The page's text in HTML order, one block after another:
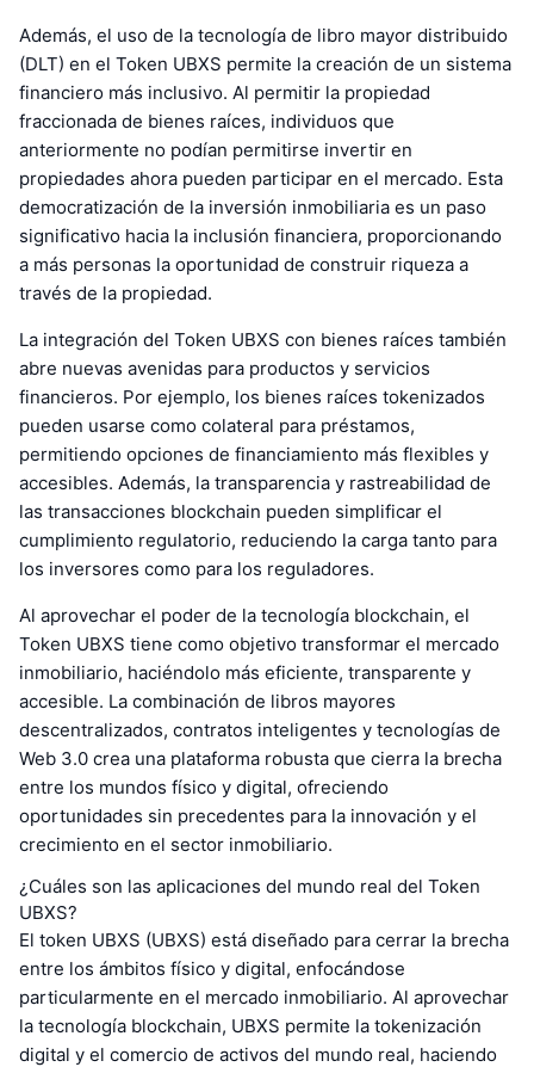
Además, el uso de la tecnología de libro mayor distribuido
(DLT) en el Token UBXS permite la creación de un sistema
financiero más inclusivo. Al permitir la propiedad
fraccionada de bienes raíces, individuos que
anteriormente no podían permitirse invertir en
propiedades ahora pueden participar en el mercado. Esta
democratización de la inversión inmobiliaria es un paso
significativo hacia la inclusión financiera, proporcionando
a más personas la oportunidad de construir riqueza a
través de la propiedad.
La integración del Token UBXS con bienes raíces también
abre nuevas avenidas para productos y servicios
financieros. Por ejemplo, los bienes raíces tokenizados
pueden usarse como colateral para préstamos,
permitiendo opciones de financiamiento más flexibles y
accesibles. Además, la transparencia y rastreabilidad de
las transacciones blockchain pueden simplificar el
cumplimiento regulatorio, reduciendo la carga tanto para
los inversores como para los reguladores.
Al aprovechar el poder de la tecnología blockchain, el
Token UBXS tiene como objetivo transformar el mercado
inmobiliario, haciéndolo más eficiente, transparente y
accesible. La combinación de libros mayores
descentralizados, contratos inteligentes y tecnologías de
Web 3.0 crea una plataforma robusta que cierra la brecha
entre los mundos físico y digital, ofreciendo
oportunidades sin precedentes para la innovación y el
crecimiento en el sector inmobiliario.
¿Cuáles son las aplicaciones del mundo real del Token
UBXS?
El token UBXS (UBXS) está diseñado para cerrar la brecha
entre los ámbitos físico y digital, enfocándose
particularmente en el mercado inmobiliario. Al aprovechar
la tecnología blockchain, UBXS permite la tokenización
digital y el comercio de activos del mundo real, haciendo